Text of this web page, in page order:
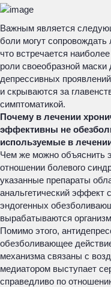
Важным является
боли могут
что встречается
роли своеобразной
депрессивных
и скрываются за
симптоматикой.
Почему в лечении
эффективны не
используемые в
Чем же можно объяснить
отношении болевого
указанные препараты
анальгетический
эндогенных
вырабатываются
Помимо этого,
обезболивающее
механизма связаны с
медиатором выступает
справедливо по